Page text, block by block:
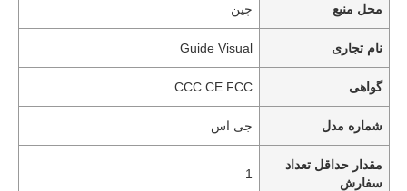
محل منبع چین
نام تجاری Guide Visual
گواهی CCC CE FCC
شماره مدل جی اس
مقدار حداقل تعداد
سفارش
1